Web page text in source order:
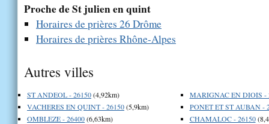
Proche de St julien en quint
Horaires de prières 26 Drôme
Horaires de prières Rhône-Alpes
Autres villes
ST ANDEOL - 26150(4,92km)
VACHERES EN QUINT - 26150(5,9km)
OMBLEZE - 26400(6,63km)
MARIGNAC EN DIOIS -
PONET ET ST AUBAN -
CHAMALOC - 26150